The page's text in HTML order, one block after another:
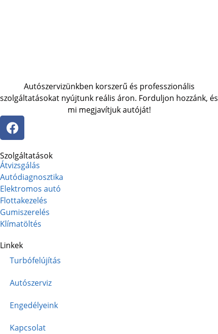
Autószervizünkben korszerű és professzionális
szolgáltatásokat nyújtunk reális áron. Forduljon hozzánk, és
mi megjavítjuk autóját!
Szolgáltatások
Átvizsgálás
Autódiagnosztika
Elektromos autó
Flottakezelés
Gumiszerelés
Klímatöltés
Linkek
Turbófelújítás
Autószerviz
Engedélyeink
Kapcsolat